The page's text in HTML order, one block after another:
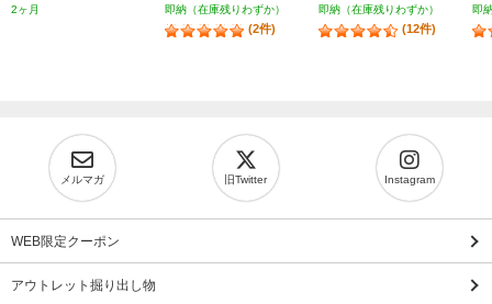
2ヶ月
即納（在庫残りわずか）
(2件)
即納（在庫残りわずか）
(12件)
即
メルマガ 旧Twitter Instagram
WEB限定クーポン
アウトレット掘り出し物